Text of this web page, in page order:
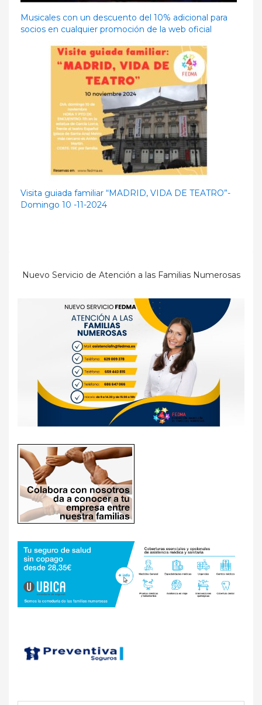
Musicales con un descuento del 10% adicional para
socios en cualquier promoción de la web oficial
Visita guiada familiar “MADRID, VIDA DE TEATRO”-
Domingo 10 -11-2024
Nuevo Servicio de Atención a las Familias Numerosas